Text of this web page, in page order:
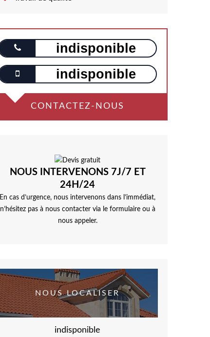
indisponible
indisponible
CONTACTEZ-NOUS
NOUS INTERVENONS 7J/7 ET
24H/24
En cas d’urgence, nous intervenons dans l’immédiat,
n’hésitez pas à nous contacter via le formulaire ou à
nous appeler.
NOUS LOCALISER
indisponible